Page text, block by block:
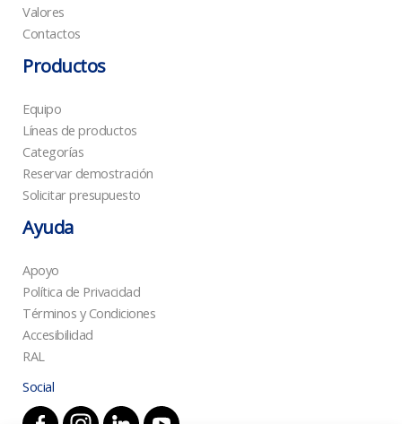
Valores
Contactos
Productos
Equipo
Líneas de productos
Categorías
Reservar demostración
Solicitar presupuesto
Ayuda
Apoyo
Política de Privacidad
Términos y Condiciones
Accesibilidad
RAL
Social